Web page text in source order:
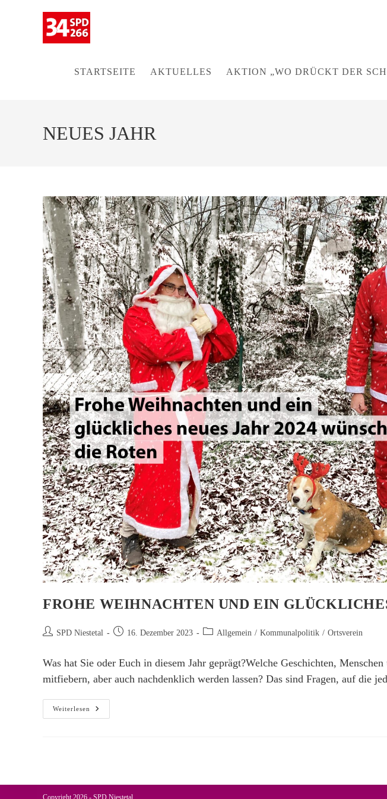
STARTSEITE AKTUELLES AKTION „WO DRÜCKT DER
NEUES JAHR
FROHE WEIHNACHTEN UND EIN
Beitrags-SPD Niestetal
Beitrag16. Dezember 2023
Beitrags-Allgemein / Kommunalpolitik / Ortsverein
Was hat Sie oder Euch in diesem Jahr geprägt?Welche Geschichten,
mitfiebern, aber auch nachdenklich werden lassen? Das sind Fragen, auf die
Weiterlesen
Frohe
Weihnachten
Copyright 2026 - SPD Niestetal